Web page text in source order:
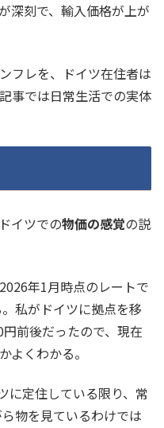
深刻で、輸入価格が上が
フレを、ドイツ在住者は
事では日常生活での実体
イツでの物価の感覚の説
年1月時点のレートで
私がドイツに拠点を移
前後だったので、現在
よくわかる。
に定住している限り、常
物を見ているわけでは